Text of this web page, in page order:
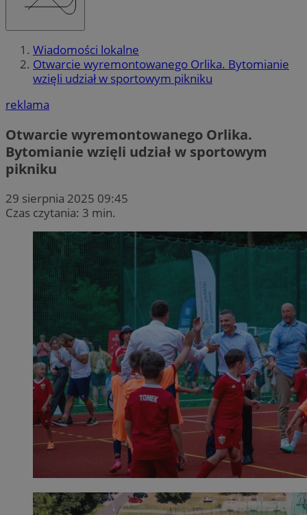
Wiadomości lokalne
Otwarcie wyremontowanego Orlika. Bytomianie
wzięli udział w sportowym pikniku
reklama
Otwarcie wyremontowanego Orlika.
Bytomianie wzięli udział w sportowym
pikniku
29 sierpnia 2025 09:45
Czas czytania: 3 min.